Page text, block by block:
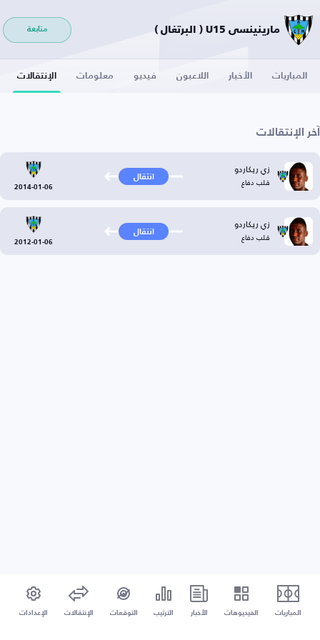
مارينينسي U15 ( البرتغال ) متابعة
المباريات الأخبار اللاعبون فيديو معلومات الإنتقالات
آخر الإنتقالات
زي ريكاردو
قلب دفاع انتقال
2014-01-06
زي ريكاردو
قلب دفاع انتقال
2012-01-06
المباريات الفيديوهات الأخبار الترتيب التوقعات الإنتقالات الإعدادات